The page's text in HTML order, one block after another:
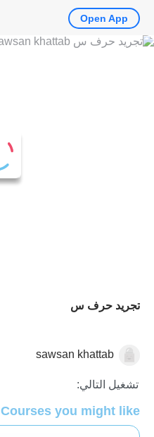
تجريد حرف س
العربيةsawsan khattab
تشغيل التالي:
Courses you might like
Open App